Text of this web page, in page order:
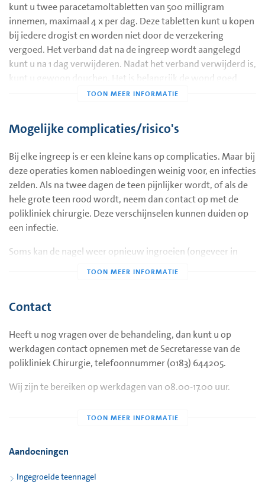
Een versmalling van de nagel is nodig. Zo'n versmalling
gebeurt door de nagelrand weg te knippen. In de nagelhoek
wordt een stukje nagelwortel vernietigd met een etsende
vloeistof (phenol). Soms wordt eerst een stuk nagelwortel
verwijderd voordat de etsende stof wordt aangebracht. De
door een tweetal verdovingsprikken aan de teenbasis. Uw
beste lijkt. Aan het einde van de ingreep wordt er een
drukverband aangelegd.
kunt u twee paracetamoltabletten van 500 milligram
innemen, maximaal 4 x per dag. Deze tabletten kunt u kopen
bij iedere drogist en worden niet door de verzekering
vergoed. Het verband dat na de ingreep wordt aangelegd
kunt u na 1 dag verwijderen. Nadat het verband verwijderd is,
kunt u gewoon douchen. Het is belangrijk de wond goed
schoon te houden. Maak tijdens het douchen de nagelranden
douchen eerst goed drogen en plak er dan een pleister op.
Het is normaal dat er de eerste 10 dagen wat (geel)
wondvocht in de pleister komt, maar dit stopt vanzelf.
Als u pijn krijgt na de ingreep mag u maximaal 4 keer per dag
500 milligram paracetamol innemen. Deze tabletten kunt u
bij iedere drogist kopen en worden niet door de verzekering
vergoed.
twee dagen mogelijk. Uw normale werk kunt u dan ook weer
uitvoeren. In principe hoeft u niet voor controle te komen.
Mogelijke complicaties/risico's
Bij elke ingreep is er een kleine kans op complicaties. Maar bij
deze operaties komen nabloedingen weinig voor, en infecties
zelden. Als na twee dagen de teen pijnlijker wordt, of als de
hele grote teen rood wordt, neem dan contact op met de
polikliniek chirurgie. Deze verschijnselen kunnen duiden op
een infectie.
Soms kan de nagel weer opnieuw ingroeien (ongeveer in
Contact
Heeft u nog vragen over de behandeling, dan kunt u op
werkdagen contact opnemen met de Secretaresse van de
polikliniek Chirurgie, telefoonnummer (0183) 644205.
Wij zijn te bereiken op werkdagen van 08.00-17.00 uur.
Aandoeningen
Ingegroeide teennagel